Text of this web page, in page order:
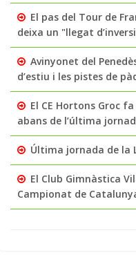
El pas del Tour de
deixa un "llegat
Avinyonet del
d’estiu i les pistes de
El CE Hortons Groc
abans de l’última
Última jornada de la
El Club Gimnàstica
Campionat de